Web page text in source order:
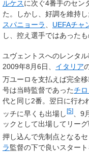
ルケスに次ぐ4番手のセン
た。しかし、好調を維持
スパニョーラ、 UEFAチャ
し、控え選手ではあった
ユヴェントスへのレンタ
2009年8月6日、 イタリア
万ユーロを支払えば完全
号は当時監督であったチ
代と同じ2番。翌日に行わ
ッチに早くも出場し[5] 、9
ックとして出場してリー
押し込んで先制点となる
ラ監督の下で良いスター